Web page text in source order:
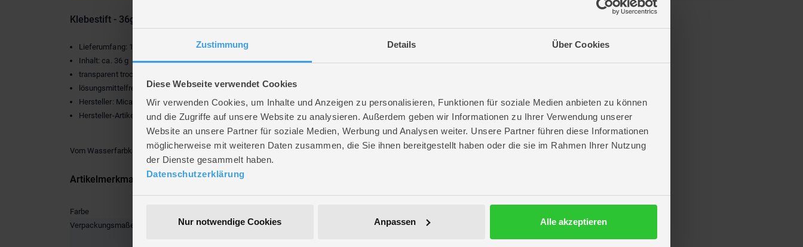
Zustimmung Details Über Cookies
Diese Webseite verwendet Cookies
Wir verwenden Cookies, um Inhalte und Anzeigen zu personalisieren, Funktionen für soziale Medien anbieten zu können
und die Zugriffe auf unsere Website zu analysieren. Außerdem geben wir Informationen zu Ihrer Verwendung unserer
Website an unsere Partner für soziale Medien, Werbung und Analysen weiter. Unsere Partner führen diese Informationen
möglicherweise mit weiteren Daten zusammen, die Sie ihnen bereitgestellt haben oder die sie im Rahmen Ihrer Nutzung
der Dienste gesammelt haben.
Datenschutzerklärung
Nur notwendige Cookies Anpassen Alle akzeptieren
Klebestift - 36g
Lieferumfang: 1 x Klebestift
Inhalt: ca. 36 g
transparent trocknend
lösungsmittelfrei
Hersteller: Mica College
Hersteller-Artikel-Nummer: B 29474
Vom Wasserfarbkasten bis zum Bastelkoffer – mit dem passendenBastelmaterial für die Schulewird jede Unterrichtsstunde bunter. Jetzt entdecken und losbasteln!
Artikelmerkmale
Farbe
Verpackungsmaße
Länge ca. 11 cm